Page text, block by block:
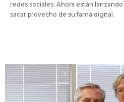
redes sociales. Ahora están
sacar provecho de su fama digital.